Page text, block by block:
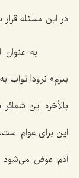
در این مسئله قرار
به
ببرم» نرود! ثواب
بالأخره این
این برای عوام
آدم عوض می‌شود